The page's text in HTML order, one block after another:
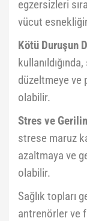
egzersizleri
vücut
Kötü Duruşun
düzeltmeye ve
olabilir.
Stres ve
strese maruz
azaltmaya ve
olabilir.
Sağlık topları
antrenörler ve